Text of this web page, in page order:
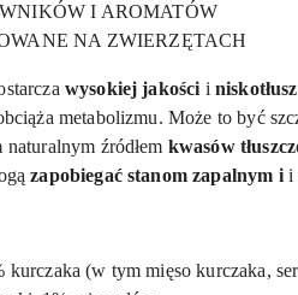
I AROMATÓW
NA ZWIERZĘTACH
wysokiej jakości i
metabolizmu. Może to być
naturalnym źródłem kwasów
zapobiegać stanom zapalnym ii
kurczaka (w tym mięso kurczaka,